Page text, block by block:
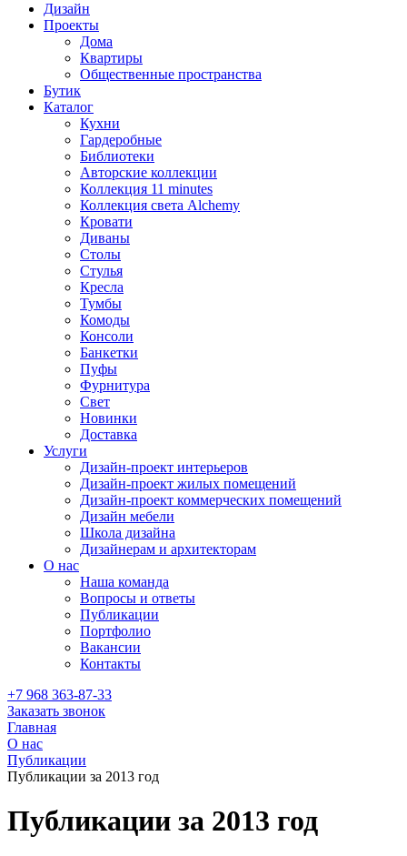
Дизайн
Проекты
Дома
Квартиры
Общественные пространства
Бутик
Каталог
Кухни
Гардеробные
Библиотеки
Авторские коллекции
Коллекция 11 minutes
Коллекция света Alchemy
Кровати
Диваны
Столы
Стулья
Кресла
Тумбы
Комоды
Консоли
Банкетки
Пуфы
Фурнитура
Свет
Новинки
Доставка
Услуги
Дизайн-проект интерьеров
Дизайн-проект жилых помещений
Дизайн-проект коммерческих помещений
Дизайн мебели
Школа дизайна
Дизайнерам и архитекторам
О нас
Наша команда
Вопросы и ответы
Публикации
Портфолио
Вакансии
Контакты
+7 968 363-87-33
Заказать звонок
Главная
О нас
Публикации
Публикации за 2013 год
Публикации за 2013 год